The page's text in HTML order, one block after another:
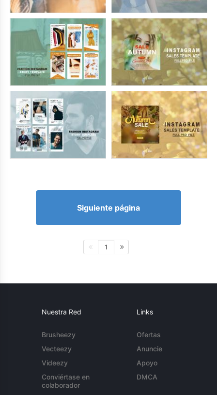
Siguiente página
1
Nuestra Red
Brusheezy
Vecteezy
Videezy
Conviértase en
colaborador
Links
Ofertas
Anuncie
Apoyo
DMCA